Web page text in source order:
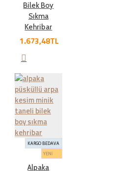
Bilek Boy
Sıkma
Kehribar
1.673,48TL
KARGO BEDAVA
YENİ
Alpaka